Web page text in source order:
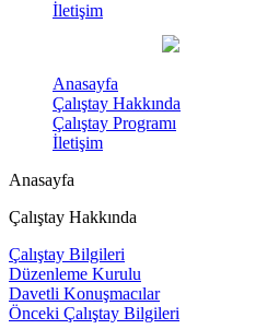
İletişim
Anasayfa
Çalıştay Hakkında
Çalıştay Programı
İletişim
Anasayfa
Çalıştay Hakkında
Çalıştay Bilgileri
Düzenleme Kurulu
Davetli Konuşmacılar
Önceki Çalıştay Bilgileri